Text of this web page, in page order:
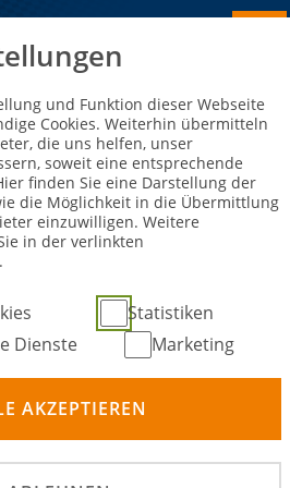
DES MSC GROSS DÖLLN E.V. I
des MSC Groß
05. September 2026
Dölln
und Funktion dieser Webseite
Cookies. Weiterhin übermitteln
die uns helfen, unser
soweit eine entsprechende
finden Sie eine Darstellung der
die Möglichkeit in die Übermittlung
einzuwilligen. Weitere
in der verlinkten
Statistiken
Dienste
Marketing
AKZEPTIEREN